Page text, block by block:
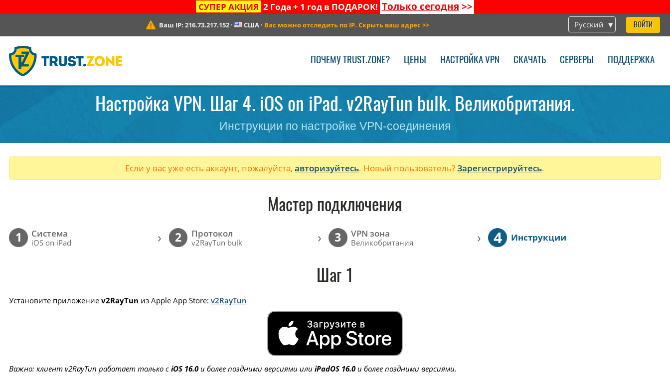
СУПЕР АКЦИЯ 2 Года + 1 год в ПОДАРОК! Только сегодня >>
Русский ВОЙТИ
Ваш IP:216.73.217.152 · США· Вас можно отследить по IP. Скрыть ваш адрес >>
ПОЧЕМУ TRUST.ZONE? ЦЕНЫ НАСТРОЙКА VPN СКАЧАТЬ СЕРВЕРЫ ПОДДЕРЖКА
Настройка VPN. Шаг 4. iOS on iPad. v2RayTun bulk. Великобритания.
Инструкции по настройке VPN-соединения
Если у вас уже есть аккаунт, пожалуйста,авторизуйтесь. Новый пользователь?Зарегистрируйтесь.
Мастер подключения
1 Cистема
iOS on iPad › 2 Протокол
v2RayTun bulk › 3 VPN зона
Великобритания › 4 Инструкции
Шаг 1
Установите приложениеv2RayTun из Apple App Store:v2RayTun
Важно: клиент v2RayTun работает только сiOS 16.0и более поздними версиями илиiPadOS 16.0и более поздними версиями.